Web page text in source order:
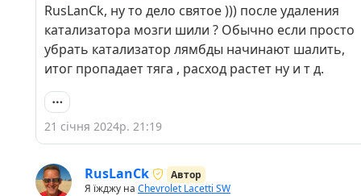
RusLanCk, ну то дело святое ))) после удаления
катализатора мозги шили ? Обычно если просто
убрать катализатор лямбды начинают шалить,
итог пропадает тяга , расход растет ну и т д.
21 січня 2024р. 21:19
RusLanCk
Автор
Я їжджу на Chevrolet Lacetti SW